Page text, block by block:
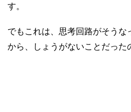
す。
でもこれは、思考回路がそうな
から、しょうがないことだった